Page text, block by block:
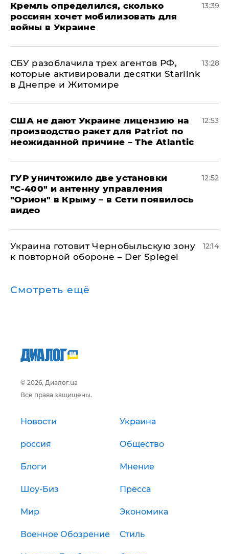
Кремль определился, сколько
россиян хочет мобилизовать для
войны в Украине
13:39
СБУ разоблачила трех агентов РФ,
которые активировали десятки Starlink
в Днепре и Житомире
13:28
США не дают Украине лицензию на
производство ракет для Patriot по
неожиданной причине – The Atlantic
12:53
ГУР уничтожило две установки
"С‑400" и антенну управления
"Орион" в Крыму – в Сети появилось
видео
12:52
Украина готовит Чернобыльскую зону
к повторной обороне – Der Spiegel
12:14
Смотреть ещё
© 2026, Диалог.ua
Все права защищены.
Новости Украина
россия Общество
Блоги Мнение
Шоу-Биз Пресса
Мир Экономика
Военное Обозрение Стиль